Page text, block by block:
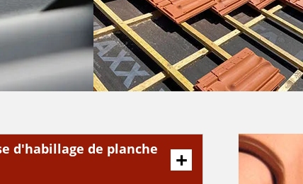
d'habillage de planche